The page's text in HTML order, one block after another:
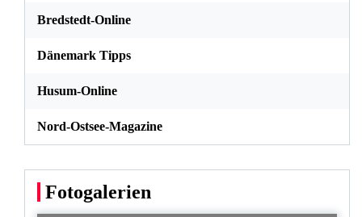
Bredstedt-Online
Dänemark Tipps
Husum-Online
Nord-Ostsee-Magazine
Fotogalerien